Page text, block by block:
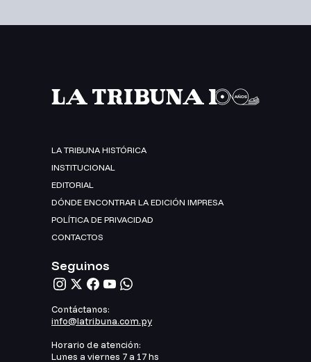
LA TRIBUNA HISTÓRICA
INSTITUCIONAL
EDITORIAL
DÓNDE ENCONTRAR LA EDICIÓN IMPRESA
POLÍTICA DE PRIVACIDAD
CONTACTOS
Seguinos
Contáctanos:
info@latribuna.com.py
Horario de atención:
Lunes a viernes 7 a 17 hs